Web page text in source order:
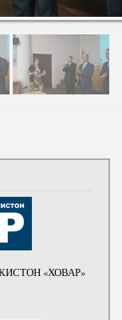
«ХОВАР»